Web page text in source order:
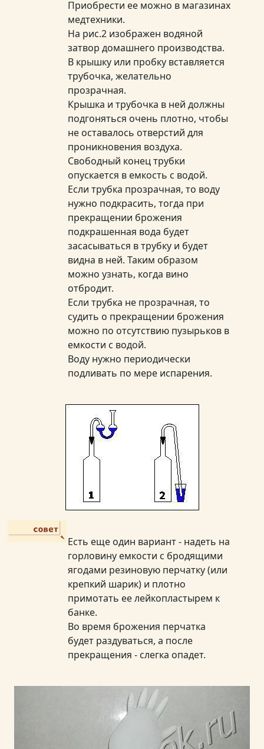
Приобрести ее можно в магазинах
медтехники.
На рис.2 изображен водяной
затвор домашнего производства.
В крышку или пробку вставляется
трубочка, желательно
прозрачная.
Крышка и трубочка в ней должны
подгоняться очень плотно, чтобы
не оставалось отверстий для
проникновения воздуха.
Свободный конец трубки
опускается в емкость с водой.
Если трубка прозрачная, то воду
нужно подкрасить, тогда при
прекращении брожения
подкрашенная вода будет
засасываться в трубку и будет
видна в ней. Таким образом
можно узнать, когда вино
отбродит.
Если трубка не прозрачная, то
судить о прекращении брожения
можно по отсутствию пузырьков в
емкости с водой.
Воду нужно периодически
подливать по мере испарения.
Есть еще один вариант - надеть на
горловину емкости с бродящими
ягодами резиновую перчатку (или
крепкий шарик) и плотно
примотать ее лейкопластырем к
банке.
Во время брожения перчатка
будет раздуваться, а после
прекращения - слегка опадет.